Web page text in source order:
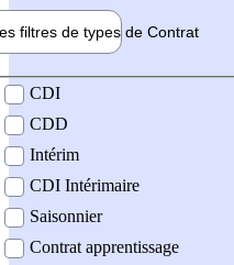
filtres de types de Contrat
contrat
CDI
CDD
Intérim
CDI Intérimaire
Saisonnier
Contrat apprentissage